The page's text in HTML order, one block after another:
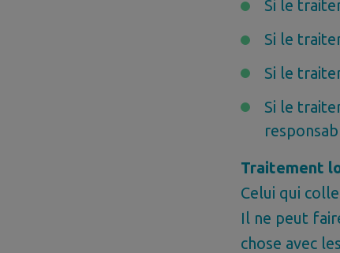
Si le
Si le
Si le
Si le
Traitement
Celui qui
Il ne peut
chose avec